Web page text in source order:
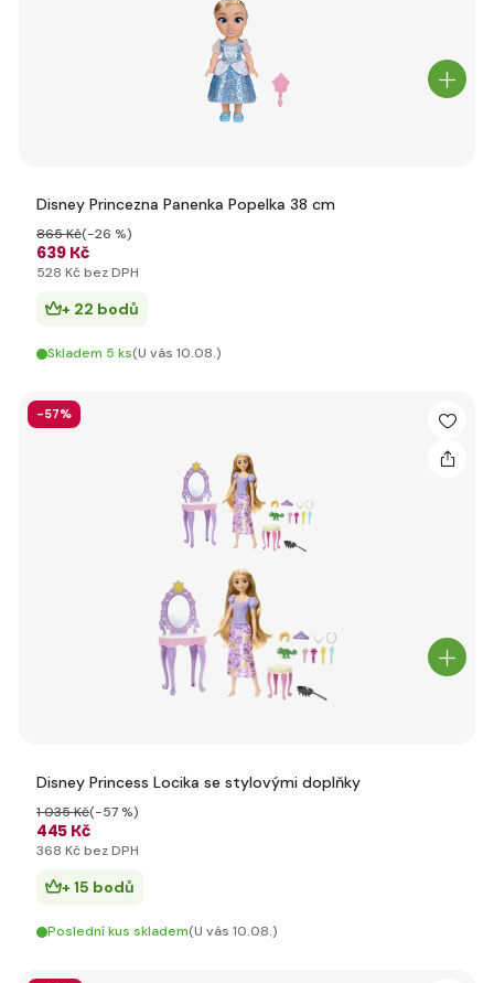
Disney Princezna Panenka Popelka 38 cm
639 Kč
865 Kč(-26 %)
528 Kč bez DPH
+ 22 bodů
Skladem 5 ks(U vás 10.08.)
-57%
Disney Princess Locika se stylovými doplňky
445 Kč
1 035 Kč(-57 %)
368 Kč bez DPH
+ 15 bodů
Poslední kus skladem(U vás 10.08.)